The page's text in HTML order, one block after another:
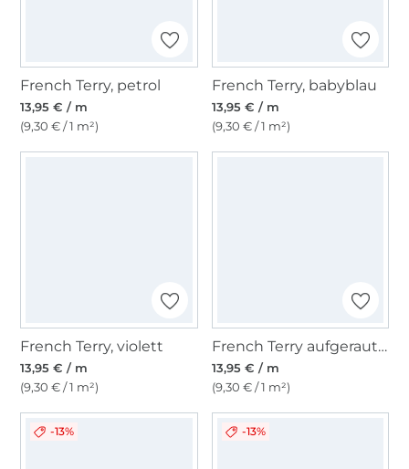
French Terry, petrol
13,95 € / m
(9,30 € / 1 m²)
French Terry, babyblau
13,95 € / m
(9,30 € / 1 m²)
French Terry, violett
13,95 € / m
(9,30 € / 1 m²)
French Terry aufgeraut, wollweiß
13,95 € / m
(9,30 € / 1 m²)
-13% -13%